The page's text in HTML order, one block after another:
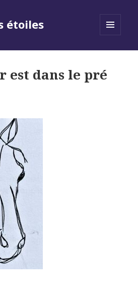
étoiles
est dans le pré